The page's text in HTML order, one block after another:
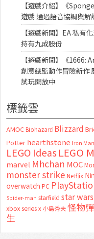
【遊戲介紹】《
遊戲 通過語音協調與解
【遊戲新聞】EA 私有
持有九成股份
【遊戲新聞】《1666:
創意總監動作冒險新作
試玩開放中
標籤雲
AMOC Biohazard Blizzard
Potter hearthstone Iron Man
LEGO Ideas LEGO
marvel Mhchan MOC
monster strike Netflix
overwatch PC
Spider-man starfield star wars
xbox series x 小島秀夫怪物
生